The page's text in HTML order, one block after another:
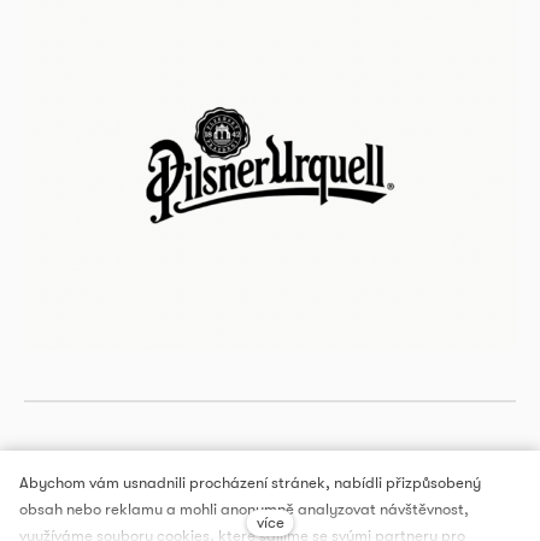
DOX PRAGUE, a.s.
Abychom vám usnadnili procházení stránek, nabídli přizpůsobený
obsah nebo reklamu a mohli anonymně analyzovat návštěvnost,
využíváme soubory cookies, které sdílíme se svými partnery pro
více